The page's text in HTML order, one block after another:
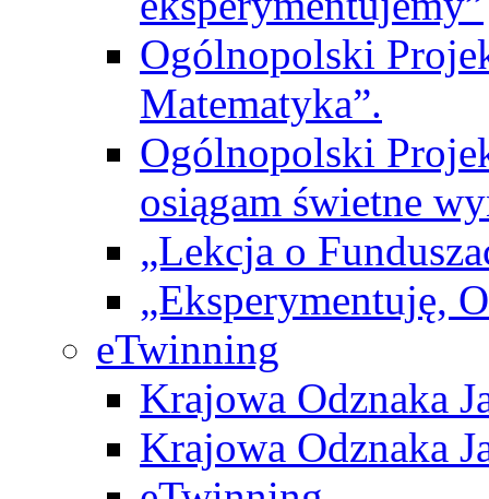
Ogólnopolski
Matematyka”.
Ogólnopolski
osiągam świetne
„Lekcja o
„Eksperymentuję,
eTwinning
Krajowa Odznaka
Krajowa Odznaka